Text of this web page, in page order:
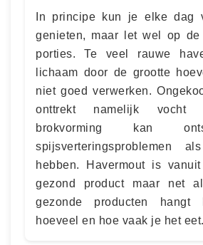
In principe kun je elke dag
genieten, maar let wel op
porties. Te veel rauwe
lichaam door de grootte
niet goed verwerken.
onttrekt namelijk vocht
brokvorming kan
spijsverteringsproblemen
hebben. Havermout is
gezond product maar net
gezonde producten
hoeveel en hoe vaak je het eet.